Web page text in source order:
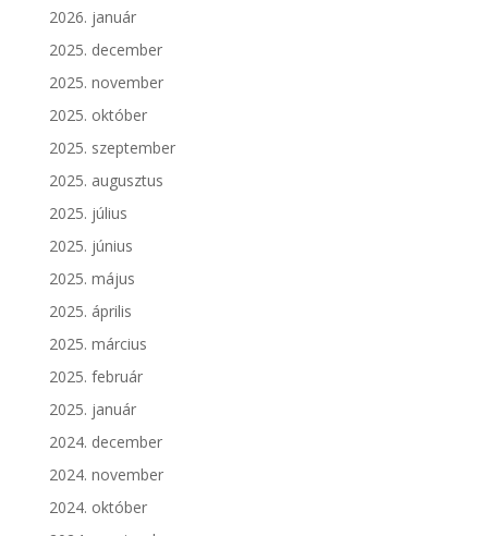
2026. január
2025. december
2025. november
2025. október
2025. szeptember
2025. augusztus
2025. július
2025. június
2025. május
2025. április
2025. március
2025. február
2025. január
2024. december
2024. november
2024. október